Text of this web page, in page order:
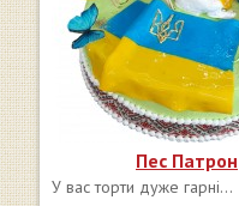
Пес Патрон
У вас торти дуже гарні...